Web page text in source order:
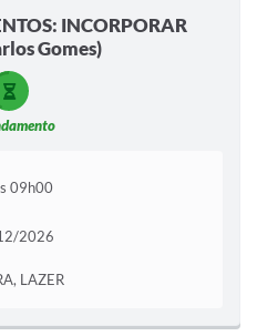
INCORPORAR
Gomes)
09h00
2026
LAZER